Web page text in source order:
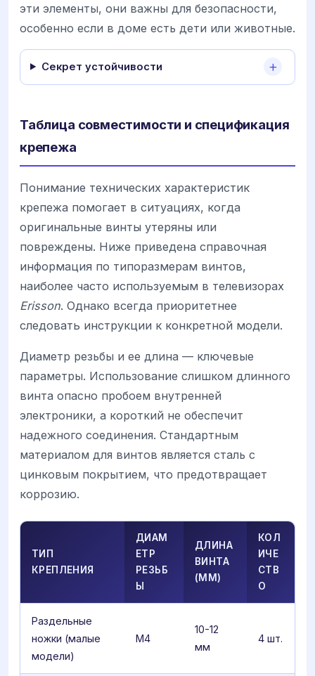
эти элементы, они важны для безопасности,
особенно если в доме есть дети или животные.
Секрет устойчивости
Таблица совместимости и спецификация
крепежа
Понимание технических характеристик
крепежа помогает в ситуациях, когда
оригинальные винты утеряны или
повреждены. Ниже приведена справочная
информация по типоразмерам винтов,
наиболее часто используемым в телевизорах
Erisson. Однако всегда приоритетнее
следовать инструкции к конкретной модели.
Диаметр резьбы и ее длина — ключевые
параметры. Использование слишком длинного
винта опасно пробоем внутренней
электроники, а короткий не обеспечит
надежного соединения. Стандартным
материалом для винтов является сталь с
цинковым покрытием, что предотвращает
коррозию.
ТИП
КРЕПЛЕНИЯ
ДИАМ
ЕТР
РЕЗЬБ
Ы
ДЛИНА
ВИНТА
(ММ)
КОЛ
ИЧЕ
СТВ
О
Раздельные
ножки (малые
модели)
M4
10-12
мм
4 шт.